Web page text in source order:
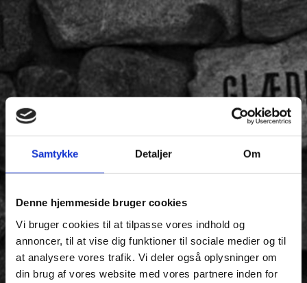
Samtykke Detaljer Om
Denne hjemmeside bruger cookies
Vi bruger cookies til at tilpasse vores indhold og
annoncer, til at vise dig funktioner til sociale medier og til
at analysere vores trafik. Vi deler også oplysninger om
din brug af vores website med vores partnere inden for